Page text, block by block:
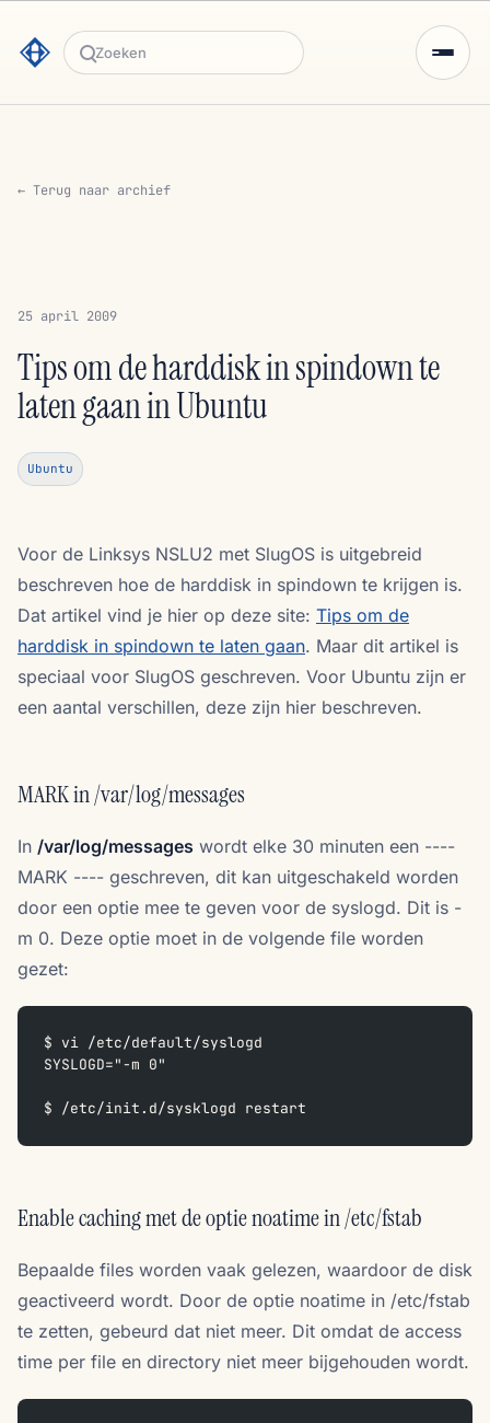
Zoeken
← Terug naar archief
25 april 2009
Tips om de harddisk in spindown te
laten gaan in Ubuntu
Ubuntu
Voor de Linksys NSLU2 met SlugOS is uitgebreid
beschreven hoe de harddisk in spindown te krijgen is.
Dat artikel vind je hier op deze site: Tips om de
harddisk in spindown te laten gaan. Maar dit artikel is
speciaal voor SlugOS geschreven. Voor Ubuntu zijn er
een aantal verschillen, deze zijn hier beschreven.
MARK in /var/log/messages
In /var/log/messages wordt elke 30 minuten een ----
MARK ---- geschreven, dit kan uitgeschakeld worden
door een optie mee te geven voor de syslogd. Dit is -
m 0. Deze optie moet in de volgende file worden
gezet:
$ vi /etc/default/syslogd
SYSLOGD="-m 0"
$ /etc/init.d/sysklogd restart
Enable caching met de optie noatime in /etc/fstab
Bepaalde files worden vaak gelezen, waardoor de disk
geactiveerd wordt. Door de optie noatime in /etc/fstab
te zetten, gebeurd dat niet meer. Dit omdat de access
time per file en directory niet meer bijgehouden wordt.